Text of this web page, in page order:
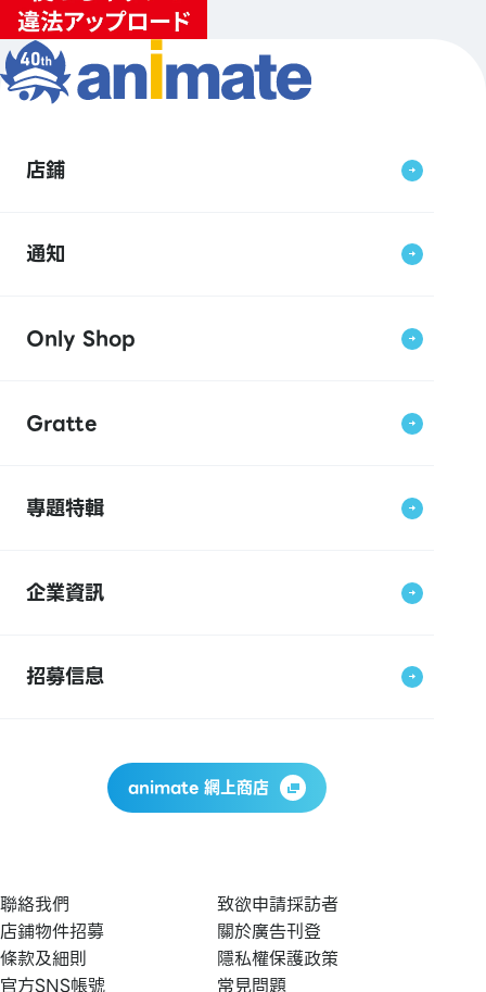
店鋪
通知
Only Shop
Gratte
專題特輯
企業資訊
招募信息
animate 網上商店
聯絡我們
致欲申請採訪者
店鋪物件招募
關於廣告刊登
條款及細則
隱私權保護政策
官方SNS帳號
常見問題